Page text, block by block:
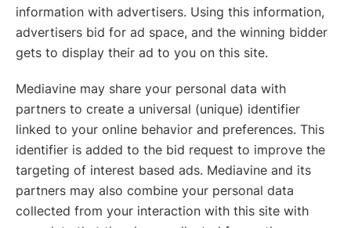
information with advertisers. Using this information,
advertisers bid for ad space, and the winning bidder
gets to display their ad to you on this site.
Mediavine may share your personal data with
partners to create a universal (unique) identifier
linked to your online behavior and preferences. This
identifier is added to the bid request to improve the
targeting of interest based ads. Mediavine and its
partners may also combine your personal data
collected from your interaction with this site with